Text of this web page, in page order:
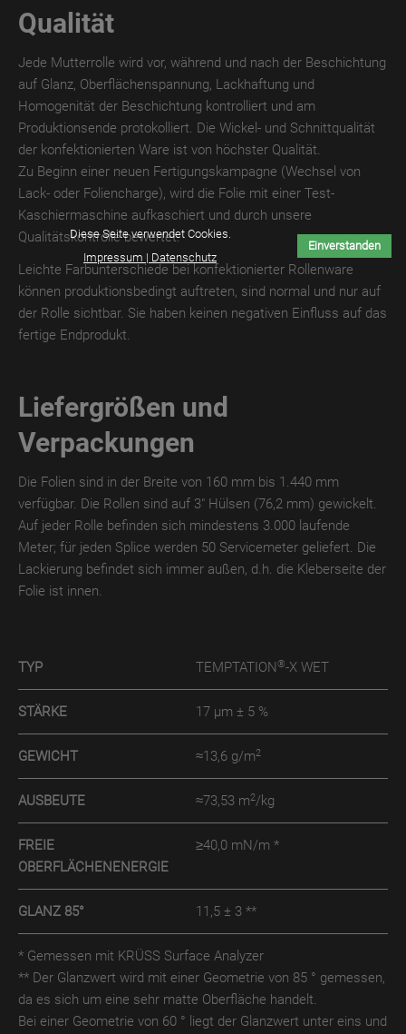
TroTEMPTATION-
X
TroTEMPTATION-
X
WET
TroTEMPTATION-
X
THERMO
TroTEMPTATION-
DIGITAL
TroTEMPTATION
TroTEMPTATION
TroTEMPTATION
THERMO
DIGITAL
TroPURELINE
TroPURELINE
POSITIV
THERMO
FAQ
Presse
Downloads
Qualität
Jede Mutterrolle wird vor, während und nach der Beschichtung
auf Glanz, Oberflächenspannung, Lackhaftung und
Homogenität der Beschichtung kontrolliert und am
Produktionsende protokolliert. Die Wickel- und Schnittqualität
der konfektionierten Ware ist von höchster Qualität.
Zu Beginn einer neuen Fertigungskampagne (Wechsel von
Lack- oder Foliencharge), wird die Folie mit einer Test-
Kaschiermaschine aufkaschiert und durch unsere
Qualitätskontrolle bewertet.
Leichte Farbunterschiede bei konfektionierter Rollenware
können produktionsbedingt auftreten, sind normal und nur auf
der Rolle sichtbar. Sie haben keinen negativen Einfluss auf das
fertige Endprodukt.
Liefergrößen und
Verpackungen
Die Folien sind in der Breite von 160 mm bis 1.440 mm
verfügbar. Die Rollen sind auf 3" Hülsen (76,2 mm) gewickelt.
Auf jeder Rolle befinden sich mindestens 3.000 laufende
Meter; für jeden Splice werden 50 Servicemeter geliefert. Die
Lackierung befindet sich immer außen, d.h. die Kleberseite der
Folie ist innen.
TYP TEMPTATION®-X WET
STÄRKE 17 µm ± 5 %
GEWICHT ≈13,6 g/m2
AUSBEUTE ≈73,53 m2/kg
FREIE
OBERFLÄCHENENERGIE
≥40,0 mN/m *
GLANZ 85° 11,5 ± 3 **
* Gemessen mit KRÜSS Surface Analyzer
** Der Glanzwert wird mit einer Geometrie von 85 ° gemessen,
da es sich um eine sehr matte Oberfläche handelt.
Bei einer Geometrie von 60 ° liegt der Glanzwert unter eins und
Diese Seite verwendet Cookies.
Impressum | Datenschutz
Einverstanden